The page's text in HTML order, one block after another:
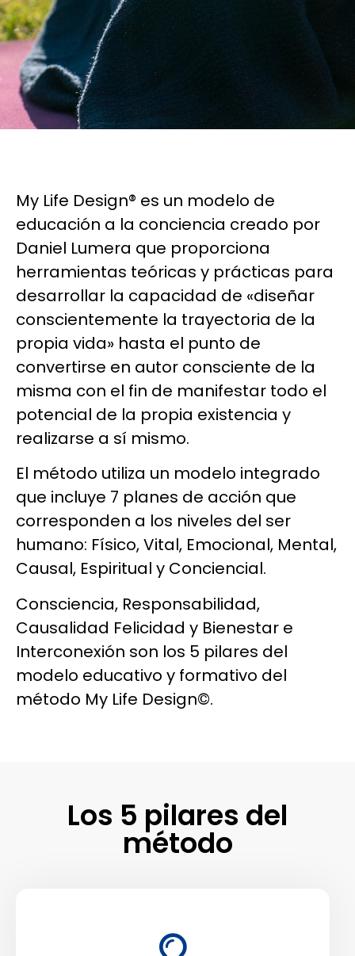
My Life Design® es un modelo de
educación a la conciencia creado por
Daniel Lumera que proporciona
herramientas teóricas y prácticas para
desarrollar la capacidad de «diseñar
conscientemente la trayectoria de la
propia vida» hasta el punto de
convertirse en autor consciente de la
misma con el fin de manifestar todo el
potencial de la propia existencia y
realizarse a sí mismo.
El método utiliza un modelo integrado
que incluye 7 planes de acción que
corresponden a los niveles del ser
humano: Físico, Vital, Emocional, Mental,
Causal, Espiritual y Conciencial.
Consciencia, Responsabilidad,
Causalidad Felicidad y Bienestar e
Interconexión son los 5 pilares del
modelo educativo y formativo del
método My Life Design©.
Los 5 pilares del
método